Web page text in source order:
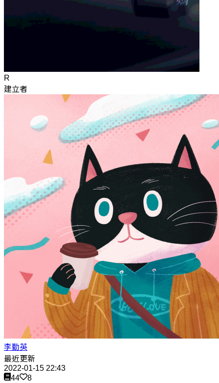
R
建立者
李勤英
最近更新
2022-01-15 22:43
44
8